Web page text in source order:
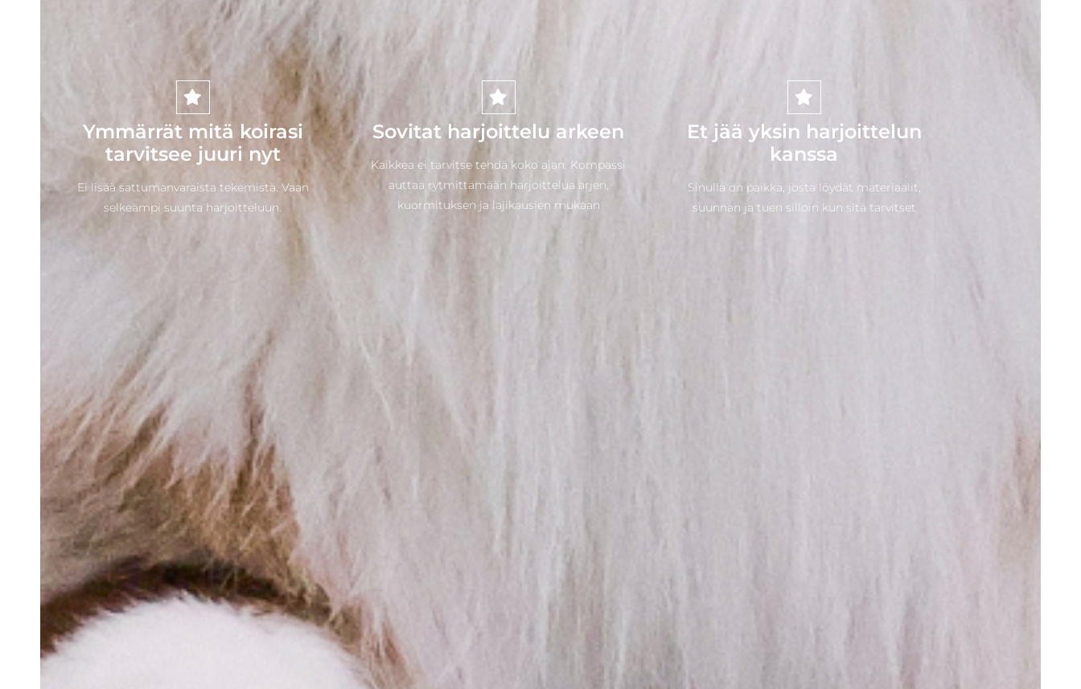
Ymmärrät mitä koirasi
tarvitsee juuri nyt
Ei lisää sattumanvaraista tekemistä. Vaan
selkeämpi suunta harjoitteluun.
Sovitat harjoittelu arkeen
Kaikkea ei tarvitse tehdä koko ajan. Kompassi
auttaa rytmittämään harjoittelua arjen,
kuormituksen ja lajikausien mukaan
Et jää yksin harjoittelun
kanssa
Sinulla on paikka, josta löydät materiaalit,
suunnan ja tuen silloin kun sitä tarvitset